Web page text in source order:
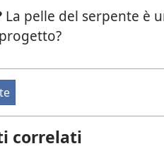
La pelle del serpente è
correlati